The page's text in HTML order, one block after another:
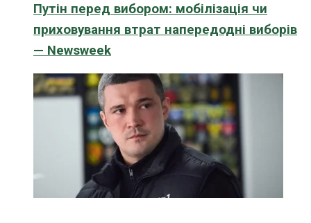
Путін перед вибором: мобілізація чи
приховування втрат напередодні виборів
— Newsweek